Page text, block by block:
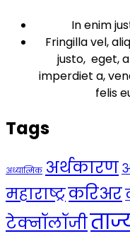
In enim
Fringilla vel,
justo, eget,
imperdiet a,
felis
Tags
अध्यात्मिक अर्थकारण
महाराष्ट्रकरिअर
टेक्नॉलॉजी